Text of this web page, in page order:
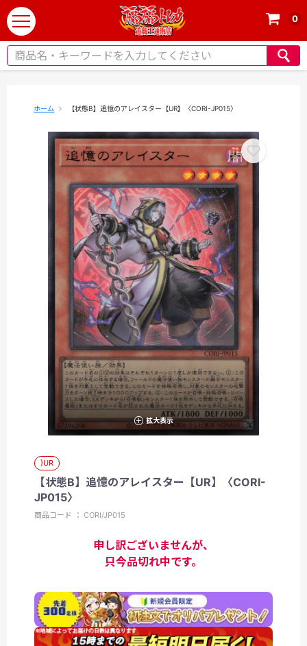
t
o
g
0
ホーム 【状態B】追憶のアレイスター【UR】〈CORI-JP015〉
拡大表示
}UR
【状態B】追憶のアレイスター【UR】〈CORI-
JP015〉
商品コード ： CORI/JP015
申し訳ございませんが、
只今品切れ中です。